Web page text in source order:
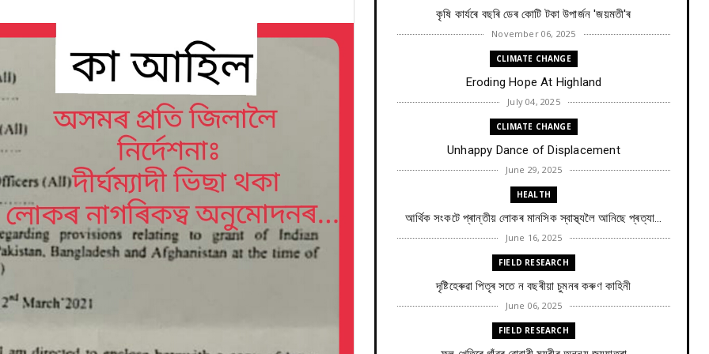
কৃষি কাৰ্যৰে বছৰি ডেৰ কোটি টকা উপার্জন 'জয়মতী'ৰ
November 06, 2025
CLIMATE CHANGE
Eroding Hope At Highland
July 04, 2025
CLIMATE CHANGE
Unhappy Dance of Displacement
June 29, 2025
HEALTH
আৰ্থিক সংকটে প্ৰান্তীয় লোকৰ মানসিক স্বাস্থ্যলৈ আনিছে প্ৰত্যা...
June 16, 2025
FIELD RESEARCH
দৃষ্টিহেৰুৱা পিতৃৰ সতে ন বছৰীয়া চুমনৰ কৰুণ কাহিনী
June 06, 2025
FIELD RESEARCH